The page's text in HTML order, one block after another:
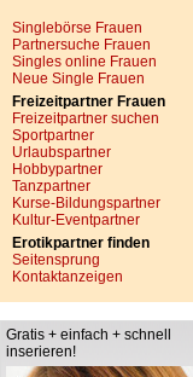
Singlebörse Frauen
Partnersuche Frauen
Singles online Frauen
Neue Single Frauen
Freizeitpartner Frauen
Freizeitpartner suchen
Sportpartner
Urlaubspartner
Hobbypartner
Tanzpartner
Kurse-Bildungspartner
Kultur-Eventpartner
Erotikpartner finden
Seitensprung
Kontaktanzeigen
Gratis + einfach + schnell
inserieren!